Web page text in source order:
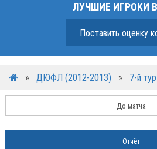
ЛУЧШИЕ ИГРОКИ
Поставить оценку
» ДЮФЛ (2012-2013) » 7-й тур
До матча
Отчёт